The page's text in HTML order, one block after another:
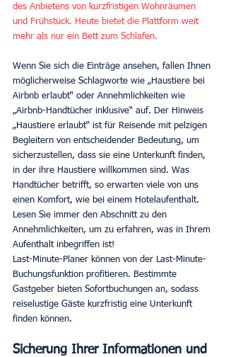
des Anbietens von kurzfristigen Wohnräumen
und Frühstück. Heute bietet die Plattform weit
mehr als nur ein Bett zum Schlafen.
Wenn Sie sich die Einträge ansehen, fallen Ihnen
möglicherweise Schlagworte wie „Haustiere bei
Airbnb erlaubt“ oder Annehmlichkeiten wie
„Airbnb-Handtücher inklusive“ auf. Der Hinweis
„Haustiere erlaubt“ ist für Reisende mit pelzigen
Begleitern von entscheidender Bedeutung, um
sicherzustellen, dass sie eine Unterkunft finden,
in der ihre Haustiere willkommen sind. Was
Handtücher betrifft, so erwarten viele von uns
einen Komfort, wie bei einem Hotelaufenthalt.
Lesen Sie immer den Abschnitt zu den
Annehmlichkeiten, um zu erfahren, was in Ihrem
Aufenthalt inbegriffen ist!
Last-Minute-Planer können von der Last-Minute-
Buchungsfunktion profitieren. Bestimmte
Gastgeber bieten Sofortbuchungen an, sodass
reiselustige Gäste kurzfristig eine Unterkunft
finden können.
Sicherung Ihrer Informationen und